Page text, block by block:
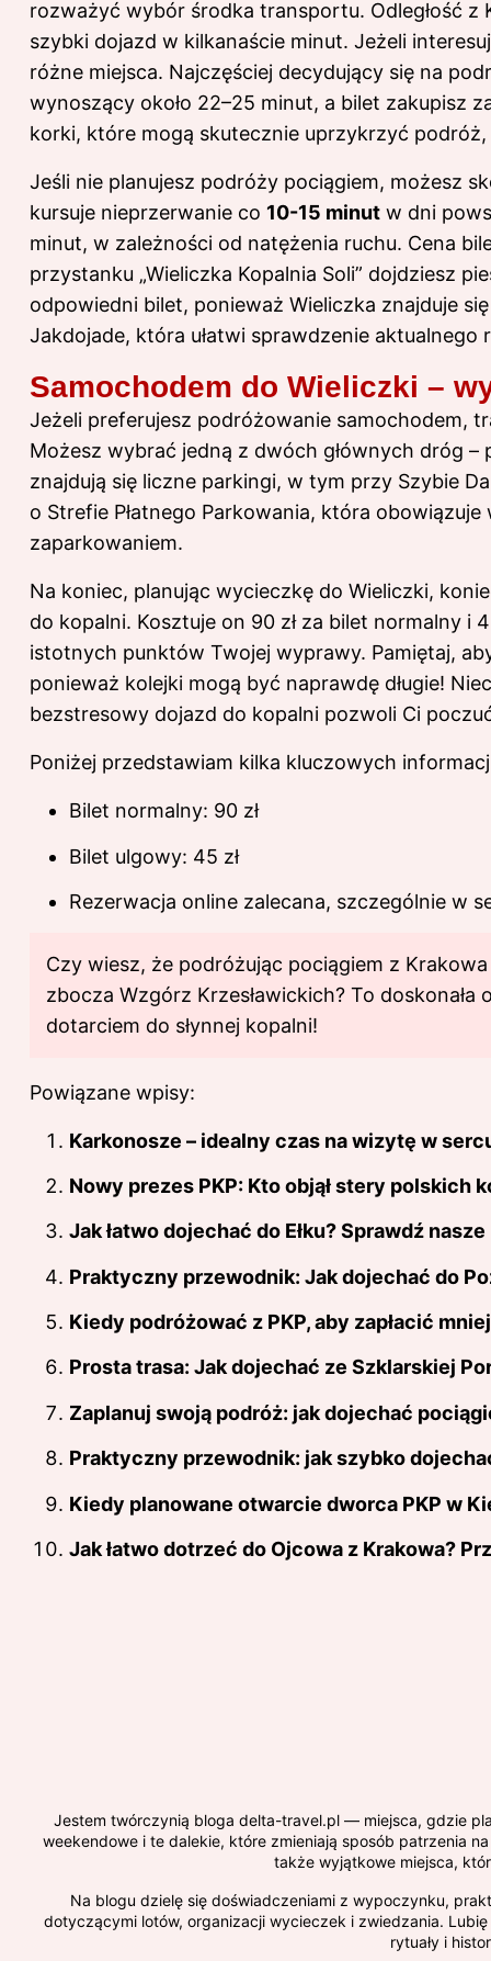
rozważyć wybór środka transportu. Odległość
szybki dojazd w kilkanaście minut. Jeżeli
różne miejsca. Najczęściej decydujący się na
wynoszący około 22–25 minut, a bilet zakupisz
korki, które mogą skutecznie uprzykrzyć
Jeśli nie planujesz podróży pociągiem, możesz
kursuje nieprzerwanie co 10-15 minut w dni
minut, w zależności od natężenia ruchu. Cena
przystanku „Wieliczka Kopalnia Soli” dojdziesz
odpowiedni bilet, ponieważ Wieliczka znajduje
Jakdojade, która ułatwi sprawdzenie aktualnego
Samochodem do Wieliczki –
Jeżeli preferujesz podróżowanie samochodem,
Możesz wybrać jedną z dwóch głównych dróg
znajdują się liczne parkingi, w tym przy Szybie
o Strefie Płatnego Parkowania, która
zaparkowaniem.
Na koniec, planując wycieczkę do Wieliczki,
do kopalni. Kosztuje on 90 zł za bilet normalny i
istotnych punktów Twojej wyprawy. Pamiętaj,
ponieważ kolejki mogą być naprawdę długie!
bezstresowy dojazd do kopalni pozwoli Ci
Poniżej przedstawiam kilka kluczowych
Bilet normalny: 90 zł
Bilet ulgowy: 45 zł
Rezerwacja online zalecana, szczególnie w
Czy wiesz, że podróżując pociągiem z
zbocza Wzgórz Krzesławickich? To
dotarciem do słynnej kopalni!
Powiązane wpisy:
Karkonosze – idealny czas na wizytę w
Nowy prezes PKP: Kto objął stery polskich
Jak łatwo dojechać do Ełku? Sprawdź
Praktyczny przewodnik: Jak dojechać do
Kiedy podróżować z PKP, aby zapłacić
Prosta trasa: Jak dojechać ze Szklarskiej
Zaplanuj swoją podróż: jak dojechać
Praktyczny przewodnik: jak szybko
Kiedy planowane otwarcie dworca PKP w
Jak łatwo dotrzeć do Ojcowa z Krakowa?
Jestem twórczynią bloga delta-travel.pl — miejsca, gdzie
weekendowe i te dalekie, które zmieniają sposób patrzenia
także wyjątkowe miejsca,
Na blogu dzielę się doświadczeniami z wypoczynku,
dotyczącymi lotów, organizacji wycieczek i zwiedzania.
rytuały i